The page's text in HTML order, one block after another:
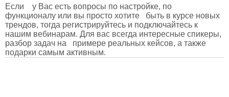
Если у Вас есть вопросы по настройке, по
функционалу или вы просто хотите быть в курсе новых
трендов, тогда регистрируйтесь и подключайтесь к
нашим вебинарам. Для вас всегда интересные спикеры,
разбор задач на примере реальных кейсов, а также
подарки самым активным.